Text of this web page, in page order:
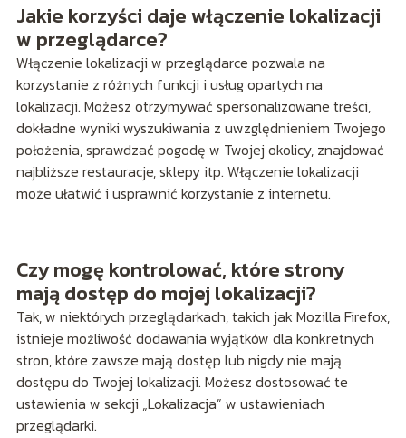
Jakie korzyści daje włączenie lokalizacji
w przeglądarce?
Włączenie lokalizacji w przeglądarce pozwala na
korzystanie z różnych funkcji i usług opartych na
lokalizacji. Możesz otrzymywać spersonalizowane treści,
dokładne wyniki wyszukiwania z uwzględnieniem Twojego
położenia, sprawdzać pogodę w Twojej okolicy, znajdować
najbliższe restauracje, sklepy itp. Włączenie lokalizacji
może ułatwić i usprawnić korzystanie z internetu.
Czy mogę kontrolować, które strony
mają dostęp do mojej lokalizacji?
Tak, w niektórych przeglądarkach, takich jak Mozilla Firefox,
istnieje możliwość dodawania wyjątków dla konkretnych
stron, które zawsze mają dostęp lub nigdy nie mają
dostępu do Twojej lokalizacji. Możesz dostosować te
ustawienia w sekcji „Lokalizacja” w ustawieniach
przeglądarki.